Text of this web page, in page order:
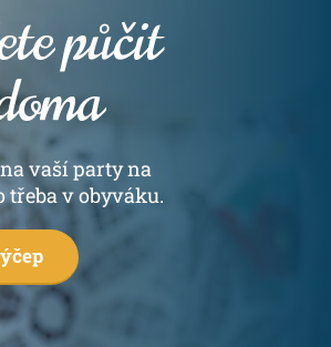
půčit
vaší party na
třeba v obyváku.